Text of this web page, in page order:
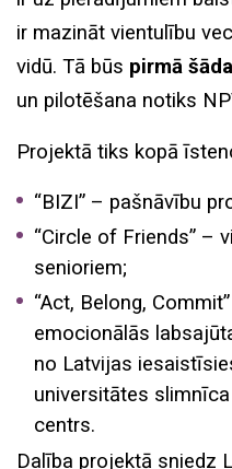
ir mazināt vientulību
vidū. Tā būs pirmā
un pilotēšana notiks
Projektā tiks kopā
“BIZI” – pašnāvību
“Circle of Friends” –
senioriem;
“Act, Belong,
emocionālās
no Latvijas
universitātes
centrs.
Dalība projektā sniedz